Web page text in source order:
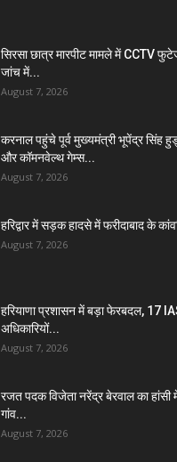
सिरसा छात्र मारपीट मामले में CCTV
जांच में...
August 7, 2026
करनाल पहुंचे पूर्व मुख्यमंत्री भूपेंद्र सिंह
और कॉमनवेल्थ गेम्स...
August 7, 2026
हरिद्वार में सड़क हादसे में फरीदाबाद के
August 7, 2026
हरियाणा प्रशासन में बड़ा फेरबदल, 17
अधिकारियों...
August 7, 2026
रजत पदक विजेता नरेंद्र बेरवाल का हांसी
गांव...
August 7, 2026